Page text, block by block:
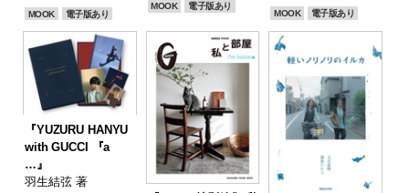
MOOK 電子版あり
MOOK 電子版あり
MOOK 電子版あり
『YUZURU HANYU
with GUCCI 『a
…』
羽生結弦 著